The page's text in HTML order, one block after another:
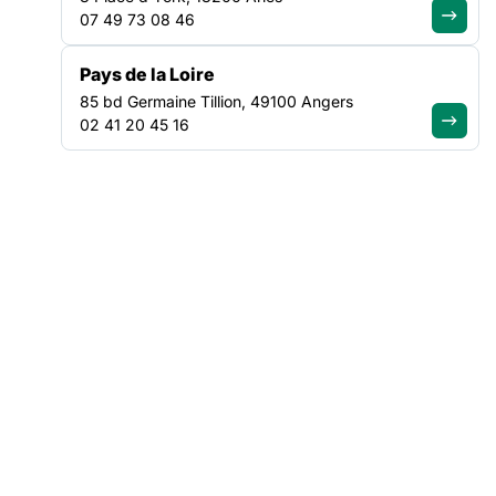
Prérequis : les personnes doivent être en situation
d’accompagnement en SIAE depuis au moins 6 mois.
OBJECTIFS
07 49 73 08 46
Pays de la Loire
85 bd Germaine Tillion, 49100 Angers
02 41 20 45 16